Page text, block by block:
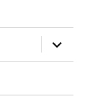
ouvrir
le
sous-